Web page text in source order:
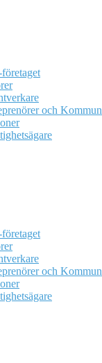
och Kommun
och Kommun